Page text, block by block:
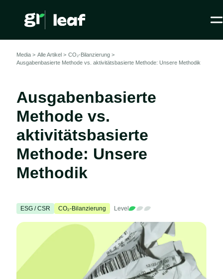
Media > Alle Artikel > CO₂-Bilanzierung >
Ausgabenbasierte Methode vs. aktivitätsbasierte Methode: Unsere Methodik
Ausgabenbasierte
Methode vs.
aktivitätsbasierte
Methode: Unsere
Methodik
ESG / CSR CO₂-Bilanzierung Level